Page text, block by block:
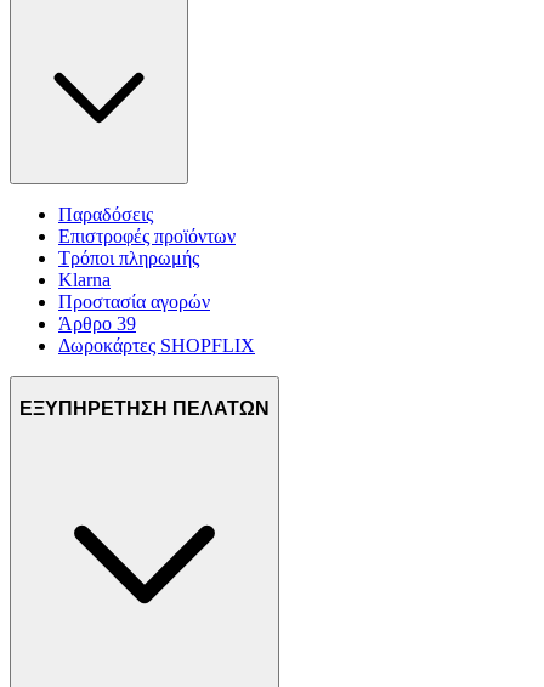
Παραδόσεις
Επιστροφές προϊόντων
Τρόποι πληρωμής
Klarna
Προστασία αγορών
Άρθρο 39
Δωροκάρτες SHOPFLIX
ΕΞΥΠΗΡΕΤΗΣΗ ΠΕΛΑΤΩΝ